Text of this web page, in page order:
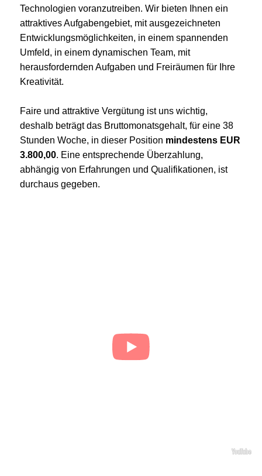
Technologien voranzutreiben. Wir bieten Ihnen ein
attraktives Aufgabengebiet, mit ausgezeichneten
Entwicklungsmöglichkeiten, in einem spannenden
Umfeld, in einem dynamischen Team, mit
herausfordernden Aufgaben und Freiräumen für Ihre
Kreativität.
Faire und attraktive Vergütung ist uns wichtig,
deshalb beträgt das Bruttomonatsgehalt, für eine 38
Stunden Woche, in dieser Position mindestens EUR
3.800,00. Eine entsprechende Überzahlung,
abhängig von Erfahrungen und Qualifikationen, ist
durchaus gegeben.